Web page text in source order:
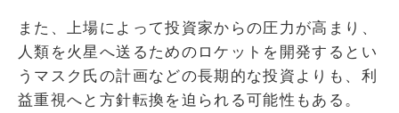
また、上場によって投資家からの圧力が高まり、
人類を火星へ送るためのロケットを開発するとい
うマスク氏の計画などの長期的な投資よりも、利
益重視へと方針転換を迫られる可能性もある。